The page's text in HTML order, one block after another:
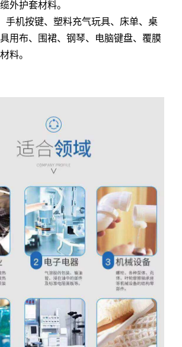
外护套材料。
手机按键、塑料充气玩具、床单、桌
用布、围裙、钢琴、电脑键盘、覆膜
料。